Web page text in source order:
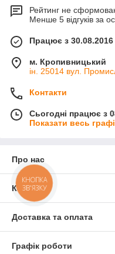
Рейтинг не
Менше 5 відгуків за
Працює з 30.08.2016
м. Кропивницький
ін. 25014 вул.
Контакти
Сьогодні працює з
Показати весь
Про нас
Контакти
Доставка та оплата
Графік роботи
КНОПКА
ЗВ'ЯЗКУ